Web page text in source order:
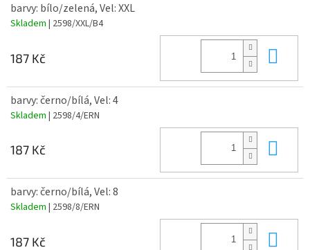
barvy: bílo/zelená, Vel: XXL
Skladem | 2598/XXL/B4
187 Kč
barvy: černo/bílá, Vel: 4
Skladem | 2598/4/ERN
187 Kč
barvy: černo/bílá, Vel: 8
Skladem | 2598/8/ERN
187 Kč